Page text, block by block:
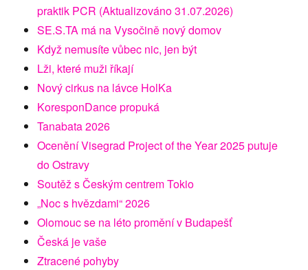
praktik PCR (Aktualizováno 31.07.2026)
SE.S.TA má na Vysočině nový domov
Když nemusíte vůbec nic, jen být
Lži, které muži říkají
Nový cirkus na lávce HolKa
KoresponDance propuká
Tanabata 2026
Ocenění Visegrad Project of the Year 2025 putuje
do Ostravy
Soutěž s Českým centrem Tokio
„Noc s hvězdami“ 2026
Olomouc se na léto promění v Budapešť
Česká je vaše
Ztracené pohyby